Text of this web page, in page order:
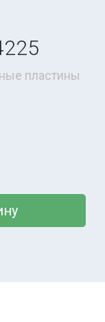
пластины